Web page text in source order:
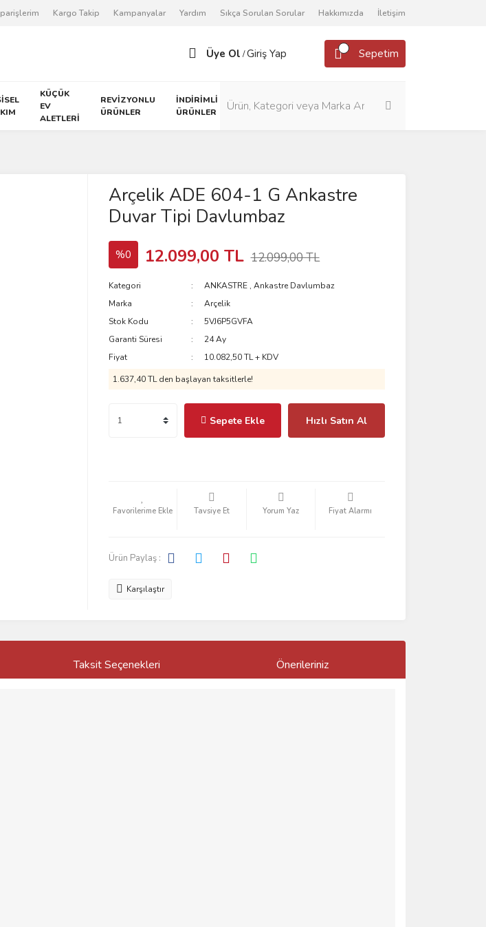
Kargo Takip Kampanyalar Yardım Sıkça Sorulan Sorular Hakkımızda İletişim
Üye Ol /Giriş Yap Sepetim
KÜÇÜK
EV
ALETLERİ
REVİZYONLU
ÜRÜNLER
İNDİRİMLİ
ÜRÜNLER
Arçelik ADE 604-1 G Ankastre
Duvar Tipi Davlumbaz
%0 12.099,00 TL 12.099,00 TL
Kategori ANKASTRE ,Ankastre Davlumbaz
Marka
Arçelik
Stok Kodu
5VJ6P5GVFA
Garanti Süresi
24 Ay
Fiyat
10.082,50 TL + KDV
1.637,40 TLden başlayan taksitlerle!
Sepete Ekle Hızlı Satın Al
Tavsiye Et Yorum Yaz Fiyat Alarmı
Ürün Paylaş :
Karşılaştır
Taksit Seçenekleri Önerileriniz